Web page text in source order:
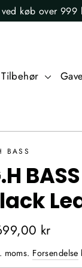
køb over 999
Tilbehør
BASS
kr
moms. Forsendelse